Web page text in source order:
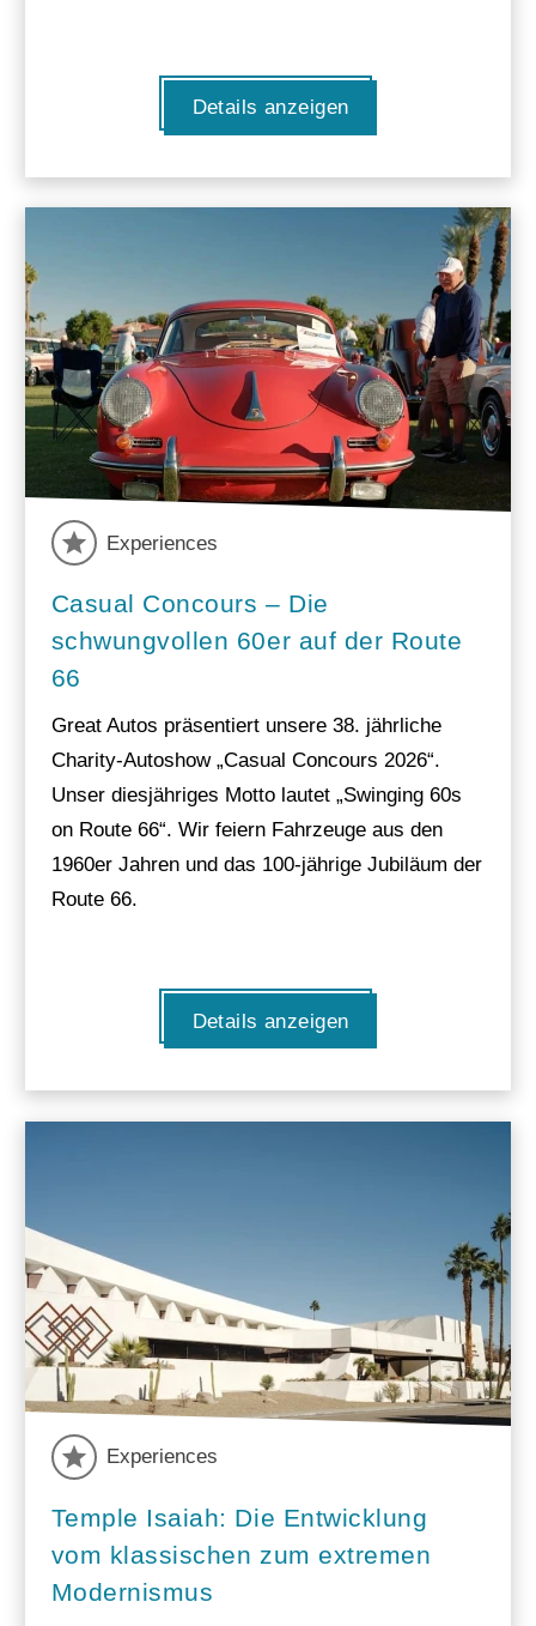
Details anzeigen
Experiences
Casual Concours – Die
schwungvollen 60er auf der Route
66
Great Autos präsentiert unsere 38. jährliche
Charity-Autoshow „Casual Concours 2026“.
Unser diesjähriges Motto lautet „Swinging 60s
on Route 66“. Wir feiern Fahrzeuge aus den
1960er Jahren und das 100-jährige Jubiläum der
Route 66.
Details anzeigen
Experiences
Temple Isaiah: Die Entwicklung
vom klassischen zum extremen
Modernismus